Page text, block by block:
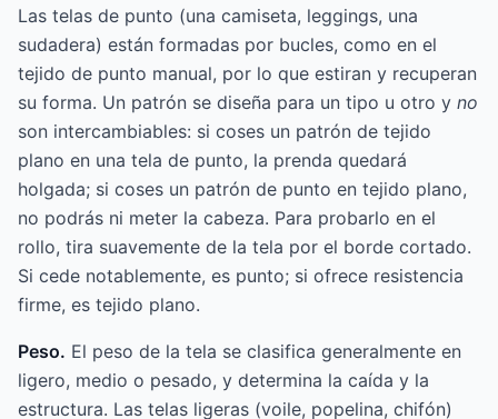
Las telas de punto (una camiseta, leggings, una
sudadera) están formadas por bucles, como en el
tejido de punto manual, por lo que estiran y recuperan
su forma. Un patrón se diseña para un tipo u otro y no
son intercambiables: si coses un patrón de tejido
plano en una tela de punto, la prenda quedará
holgada; si coses un patrón de punto en tejido plano,
no podrás ni meter la cabeza. Para probarlo en el
rollo, tira suavemente de la tela por el borde cortado.
Si cede notablemente, es punto; si ofrece resistencia
firme, es tejido plano.
Peso. El peso de la tela se clasifica generalmente en
ligero, medio o pesado, y determina la caída y la
estructura. Las telas ligeras (voile, popelina, chifón)